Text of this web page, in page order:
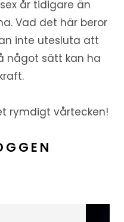
år tidigare än
Vad det här beror
inte utesluta att
något sätt kan ha
rymdigt vårtecken!